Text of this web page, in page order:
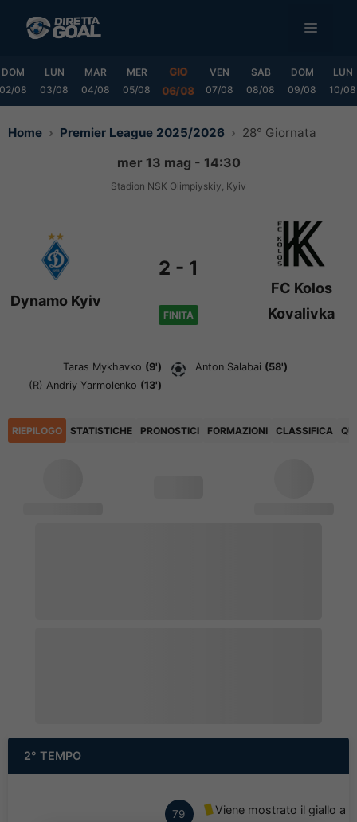
MENU
DOM
02/08
LUN
03/08
MAR
04/08
MER
05/08
GIO
06/08
VEN
07/08
SAB
08/08
DOM
09/08
LUN
10/08
Home Premier League 2025/2026 28° Giornata
mer 13 mag - 14:30
Stadion NSK Olimpiyskiy, Kyiv
Dynamo Kyiv
2 - 1
FINITA
FC Kolos
Kovalivka
Taras Mykhavko (9')
(R) Andriy Yarmolenko (13')
Anton Salabai (58')
RIEPILOGO STATISTICHE PRONOSTICI FORMAZIONI CLASSIFICA
2° TEMPO
79'
Viene mostrato il giallo a